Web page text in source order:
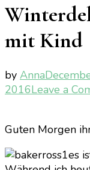
mit Kind
by Anna
2016Leave a
Guten Morgen
es